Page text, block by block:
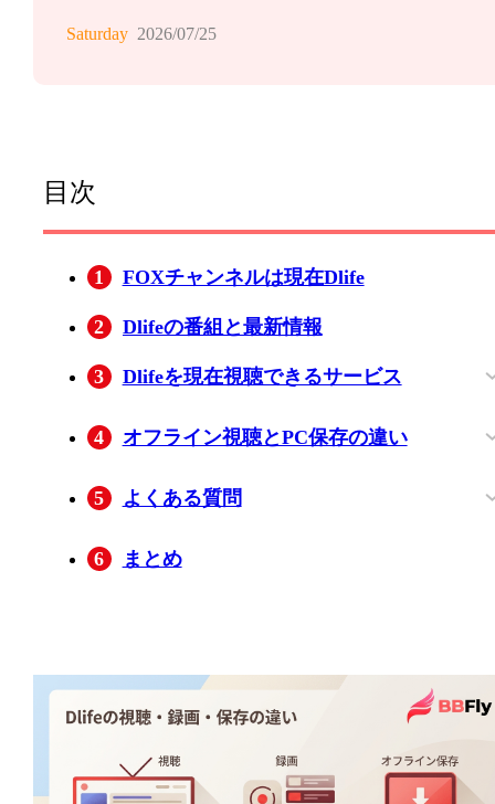
Saturday 2026/07/25
目次
1 FOXチャンネルは現在Dlife
2 Dlifeの番組と最新情報
3 Dlifeを現在視聴できるサービス
4 オフライン視聴とPC保存の違い
5 よくある質問
6 まとめ